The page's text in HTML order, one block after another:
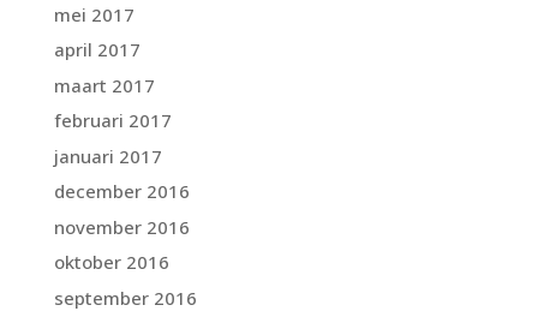
mei 2017
april 2017
maart 2017
februari 2017
januari 2017
december 2016
november 2016
oktober 2016
september 2016